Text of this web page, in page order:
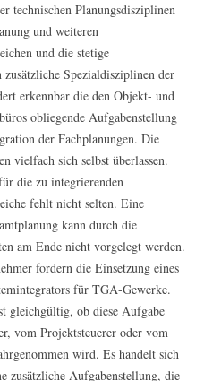
technischen Planungsdisziplinen
und weiteren
und die stetige
Spezialdisziplinen der
erkennbar die den Objekt- und
obliegende Aufgabenstellung
der Fachplanungen. Die
vielfach sich selbst überlassen.
die zu integrierenden
fehlt nicht selten. Eine
kann durch die
am Ende nicht vorgelegt werden.
fordern die Einsetzung eines
für TGA-Gewerke.
gleichgültig, ob diese Aufgabe
vom Projektsteuerer oder vom
wird. Es handelt sich
zusätzliche Aufgabenstellung, die